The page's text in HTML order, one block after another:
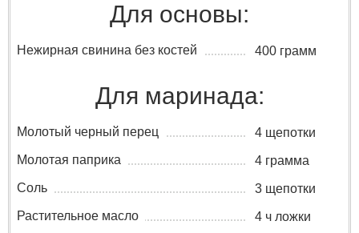
Для основы:
Нежирная свинина без костей 400 грамм
Для маринада:
Молотый черный перец
4 щепотки
Молотая паприка
4 грамма
Соль
3 щепотки
Растительное масло
4 ч ложки